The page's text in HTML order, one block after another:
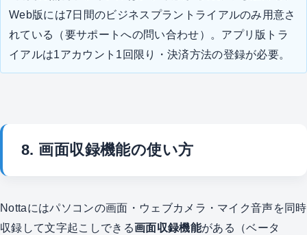
Web版には7日間のビジネスプラントライアルのみ用意さ
れている（要サポートへの問い合わせ）。アプリ版トラ
イアルは1アカウント1回限り・決済方法の登録が必要。
8. 画面収録機能の使い方
Nottaにはパソコンの画面・ウェブカメラ・マイク音声を同時
収録して文字起こしできる画面収録機能がある（ベータ